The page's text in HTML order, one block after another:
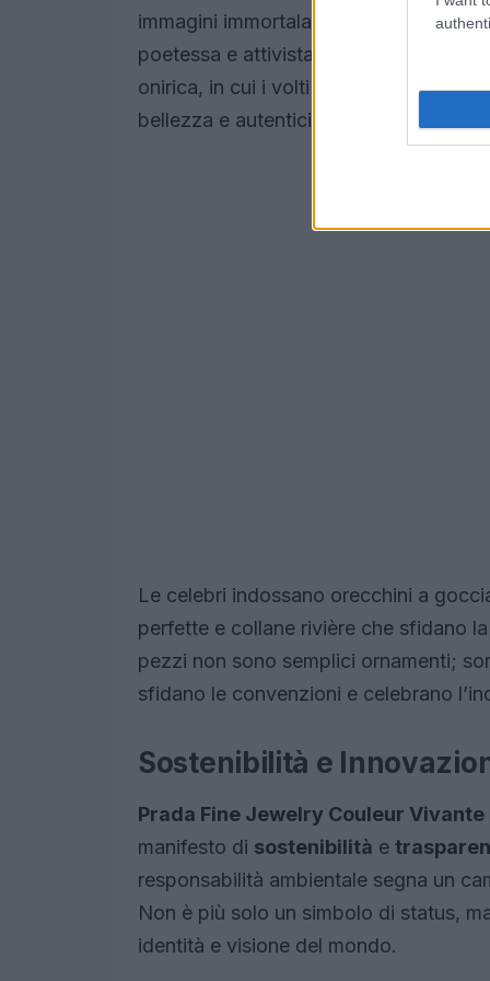
immagini immortalano attrici di
poetessa e attivista
onirica, in cui i volti sembrano
bellezza e autenticità della collezione.
Le celebri indossano orecchini a
perfette e collane rivière che sfidano
pezzi non sono semplici ornamenti;
sfidano le convenzioni e celebrano
Sostenibilità e
Prada Fine Jewelry Couleur Vivante
manifesto di sostenibilità e
responsabilità ambientale segna un
Non è più solo un simbolo di status,
identità e visione del mondo.